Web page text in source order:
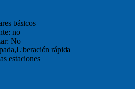
básicos
no
No
rápida
estaciones